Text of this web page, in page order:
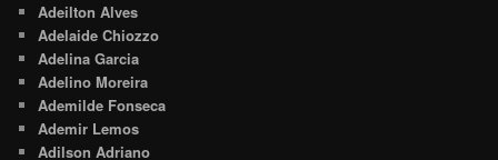
Adeilton Alves
Adelaide Chiozzo
Adelina Garcia
Adelino Moreira
Ademilde Fonseca
Ademir Lemos
Adilson Adriano